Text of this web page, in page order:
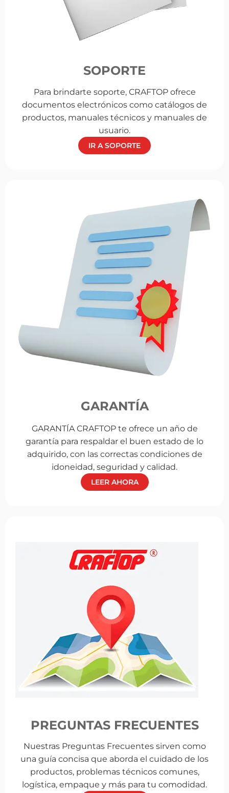
SOPORTE
Para brindarte soporte, CRAFTOP ofrece
documentos electrónicos como catálogos de
productos, manuales técnicos y manuales de
usuario.
IR A SOPORTE
GARANTÍA
GARANTÍA CRAFTOP te ofrece un año de
garantía para respaldar el buen estado de lo
adquirido, con las correctas condiciones de
idoneidad, seguridad y calidad.
LEER AHORA
PREGUNTAS FRECUENTES
Nuestras Preguntas Frecuentes sirven como
una guía concisa que aborda el cuidado de los
productos, problemas técnicos comunes,
logística, empaque y más para tu comodidad.